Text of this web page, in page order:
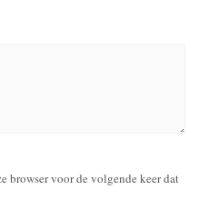
browser voor de volgende keer dat